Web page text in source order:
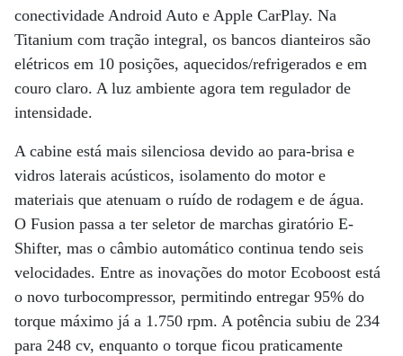
conectividade Android Auto e Apple CarPlay. Na
Titanium com tração integral, os bancos dianteiros são
elétricos em 10 posições, aquecidos/refrigerados e em
couro claro. A luz ambiente agora tem regulador de
intensidade.
A cabine está mais silenciosa devido ao para-brisa e
vidros laterais acústicos, isolamento do motor e
materiais que atenuam o ruído de rodagem e de água.
O Fusion passa a ter seletor de marchas giratório E-
Shifter, mas o câmbio automático continua tendo seis
velocidades. Entre as inovações do motor Ecoboost está
o novo turbocompressor, permitindo entregar 95% do
torque máximo já a 1.750 rpm. A potência subiu de 234
para 248 cv, enquanto o torque ficou praticamente